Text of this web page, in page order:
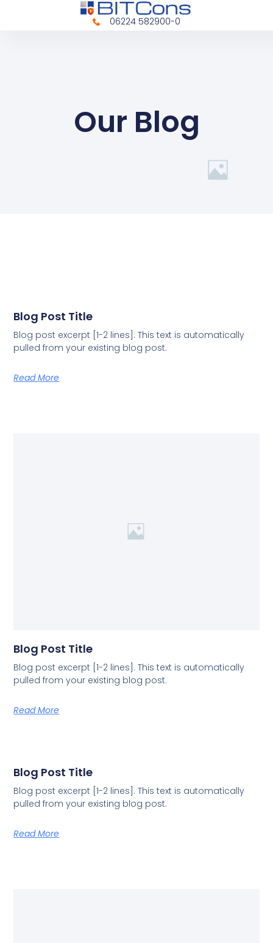
06224 582900-0
Our Blog
Blog Post Title
Blog post excerpt [1-2 lines]. This text is automatically
pulled from your existing blog post.
Read More
Blog Post Title
Blog post excerpt [1-2 lines]. This text is automatically
pulled from your existing blog post.
Read More
Blog Post Title
Blog post excerpt [1-2 lines]. This text is automatically
pulled from your existing blog post.
Read More